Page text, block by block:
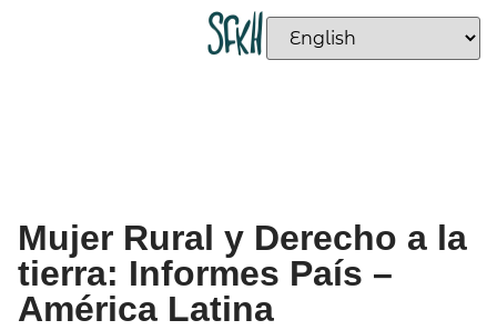
Mujer Rural y Derecho a la
tierra: Informes País –
América Latina